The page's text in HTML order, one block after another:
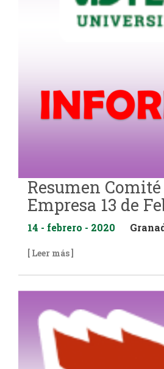
Resumen Comité
Empresa 13 de
14 - febrero - 2020
[ Leer más ]